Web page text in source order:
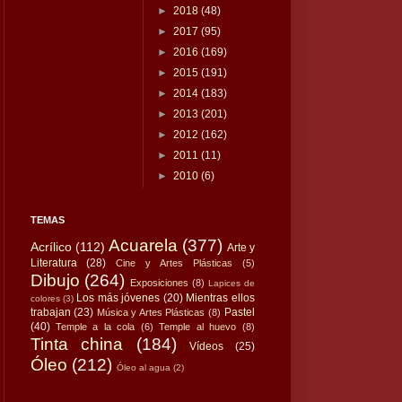
► 2018 (48)
► 2017 (95)
► 2016 (169)
► 2015 (191)
► 2014 (183)
► 2013 (201)
► 2012 (162)
► 2011 (11)
► 2010 (6)
TEMAS
Acrílico (112) Acuarela (377) Arte y
Literatura
(28) Cine y Artes Plásticas (5)
Dibujo (264) Exposiciones (8) Lapices de
colores (3) Los más jóvenes (20) Mientras ellos
trabajan (23) Música y Artes Plásticas (8) Pastel
(40) Temple a la cola (6) Temple al huevo (8)
Tinta china (184) Vídeos (25)
Óleo (212) Óleo al agua (2)